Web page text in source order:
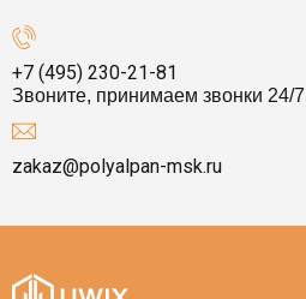
+7 (495) 230-21-81
Звоните, принимаем звонки 24/7
zakaz@polyalpan-msk.ru